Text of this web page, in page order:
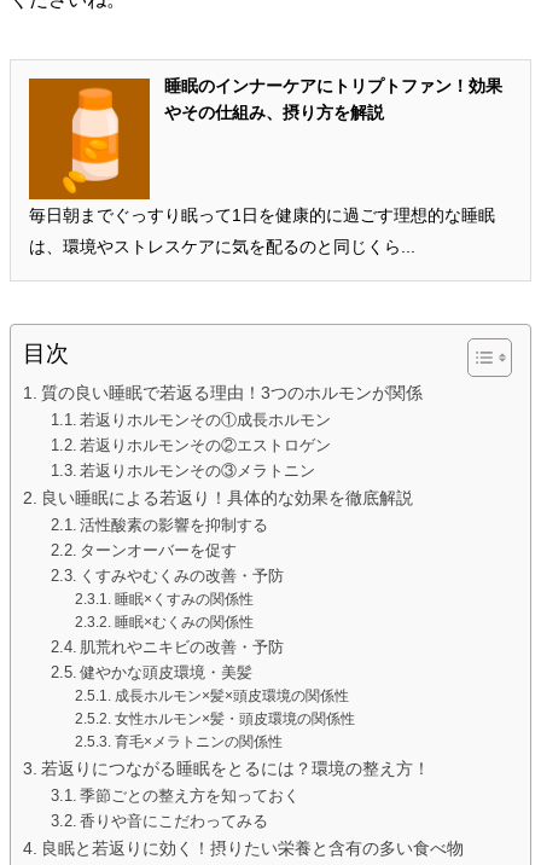
睡眠のインナーケアにトリプトファン！効果
やその仕組み、摂り方を解説
毎日朝までぐっすり眠って1日を健康的に過ごす理想的な睡眠
は、環境やストレスケアに気を配るのと同じくら...
目次
質の良い睡眠で若返る理由！3つのホルモンが関係
若返りホルモンその①成長ホルモン
若返りホルモンその②エストロゲン
若返りホルモンその③メラトニン
良い睡眠による若返り！具体的な効果を徹底解説
活性酸素の影響を抑制する
ターンオーバーを促す
くすみやむくみの改善・予防
睡眠×くすみの関係性
睡眠×むくみの関係性
肌荒れやニキビの改善・予防
健やかな頭皮環境・美髪
成長ホルモン×髪×頭皮環境の関係性
女性ホルモン×髪・頭皮環境の関係性
育毛×メラトニンの関係性
若返りにつながる睡眠をとるには？環境の整え方！
季節ごとの整え方を知っておく
香りや音にこだわってみる
良眠と若返りに効く！摂りたい栄養と含有の多い食べ物